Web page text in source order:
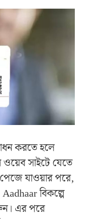
করতে হলে
সাইটে যেতে
যাওয়ার পরে,
বিকল্পে
এর পরে